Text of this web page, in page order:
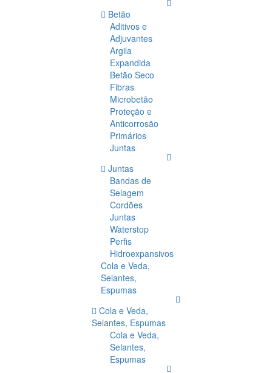
Betão
Aditivos e
Adjuvantes
Argila
Expandida
Betão Seco
Fibras
Microbetão
Proteção e
Anticorrosão
Primários
Juntas
Juntas
Bandas de
Selagem
Cordões
Juntas
Waterstop
Perfis
Hidroexpansivos
Cola e Veda,
Selantes,
Espumas
Cola e Veda,
Selantes, Espumas
Cola e Veda,
Selantes,
Espumas